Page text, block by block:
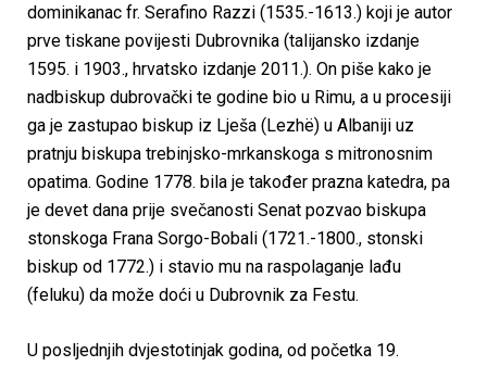
dominikanac fr. Serafino Razzi (1535.-1613.) koji je autor
prve tiskane povijesti Dubrovnika (talijansko izdanje
1595. i 1903., hrvatsko izdanje 2011.). On piše kako je
nadbiskup dubrovački te godine bio u Rimu, a u procesiji
ga je zastupao biskup iz Lješa (Lezhë) u Albaniji uz
pratnju biskupa trebinjsko-mrkanskoga s mitronosnim
opatima. Godine 1778. bila je također prazna katedra, pa
je devet dana prije svečanosti Senat pozvao biskupa
stonskoga Frana Sorgo-Bobali (1721.-1800., stonski
biskup od 1772.) i stavio mu na raspolaganje lađu
(feluku) da može doći u Dubrovnik za Festu.
U posljednjih dvjestotinjak godina, od početka 19.